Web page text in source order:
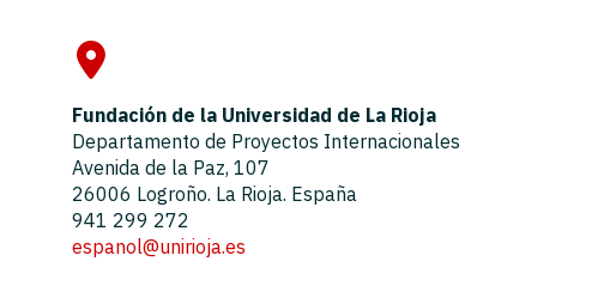
Fundación de la Universidad de La Rioja
Departamento de Proyectos Internacionales
Avenida de la Paz, 107
26006 Logroño. La Rioja. España
941 299 272
espanol@unirioja.es